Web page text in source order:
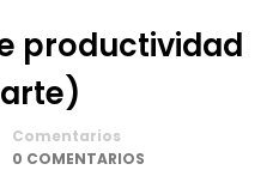
productividad
Comentarios
0 COMENTARIOS